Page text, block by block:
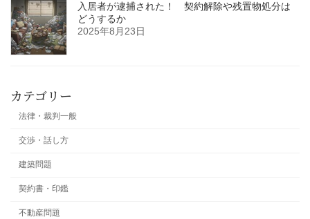
入居者が逮捕された！ 契約解除や残置物処分は
どうするか
2025年8月23日
カテゴリー
法律・裁判一般
交渉・話し方
建築問題
契約書・印鑑
不動産問題